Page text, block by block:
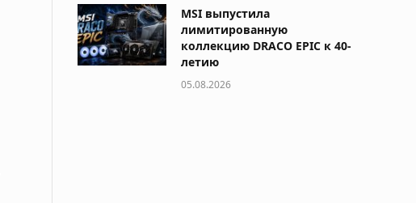
MSI выпустила
лимитированную
коллекцию DRACO EPIC к 40-
летию
05.08.2026